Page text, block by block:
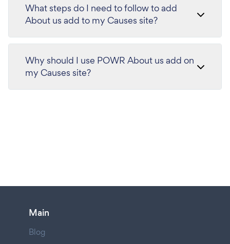
What steps do I need to follow to add
About us add to my Causes site?
Why should I use POWR About us add on
my Causes site?
Main
Blog